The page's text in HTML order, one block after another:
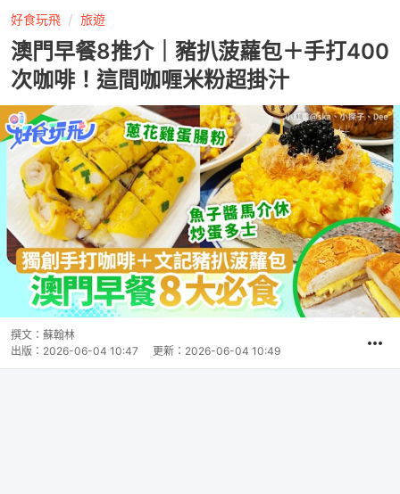
好食玩飛 旅遊
澳門早餐8推介｜豬扒菠蘿包＋手打400
次咖啡！這間咖喱米粉超掛汁
撰文： 蘇翰林
出版： 2026-06-04 10:47 更新： 2026-06-04 10:49